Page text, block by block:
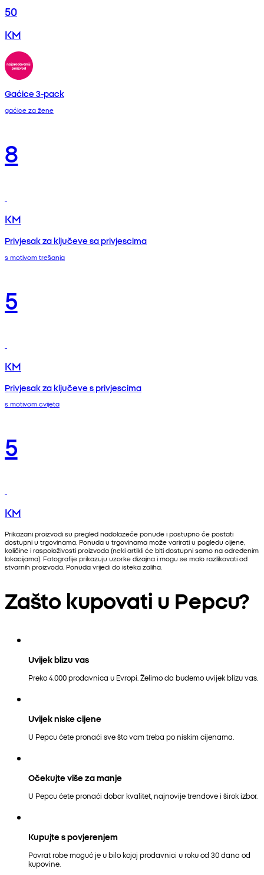
50
KM
Gaćice 3-pack
gaćice za žene
8
KM
Privjesak za ključeve sa privjescima
s motivom trešanja
5
KM
Privjesak za ključeve s privjescima
s motivom cvijeta
5
KM
Prikazani proizvodi su pregled nadolazeće ponude i postupno će postati
dostupni u trgovinama. Ponuda u trgovinama može varirati u pogledu cijene,
količine i raspoloživosti proizvoda (neki artikli će biti dostupni samo na određenim
lokacijama). Fotografije prikazuju uzorke dizajna i mogu se malo razlikovati od
stvarnih proizvoda. Ponuda vrijedi do isteka zaliha.
Zašto kupovati u Pepcu?
Uvijek blizu vas
Preko 4.000 prodavnica u Evropi. Želimo da budemo uvijek blizu vas.
Uvijek niske cijene
U Pepcu ćete pronaći sve što vam treba po niskim cijenama.
Očekujte više za manje
U Pepcu ćete pronaći dobar kvalitet, najnovije trendove i širok izbor.
Kupujte s povjerenjem
Povrat robe moguć je u bilo kojoj prodavnici u roku od 30 dana od
kupovine.